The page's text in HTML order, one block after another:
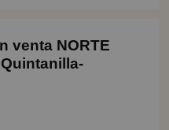
venta NORTE
Quintanilla-